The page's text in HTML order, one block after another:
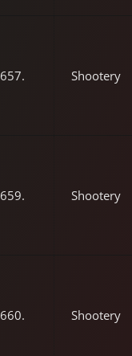
657. Shootery
659. Shootery
660. Shootery